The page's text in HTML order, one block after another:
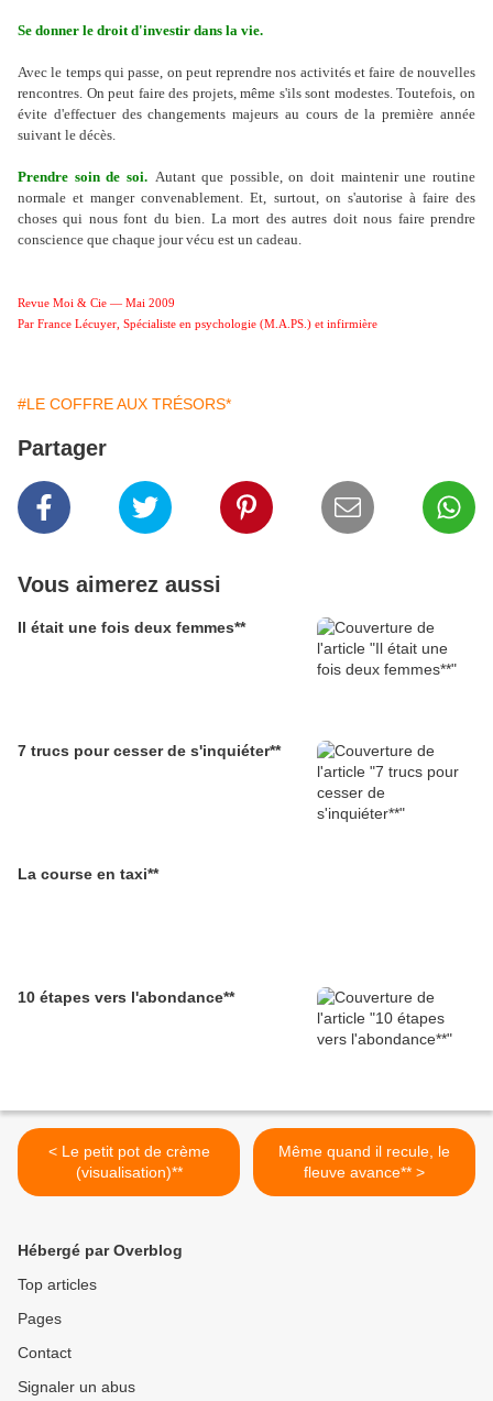
Se donner le droit d'investir dans la vie.
Avec le temps qui passe, on peut reprendre nos activités et faire de nouvelles
rencontres. On peut faire des projets, même s'ils sont modestes. Toutefois, on
évite d'effectuer des changements majeurs au cours de la première année
suivant le décès.
Prendre soin de soi. Autant que possible, on doit maintenir une routine
normale et manger convenablement. Et, surtout, on s'autorise à faire des
choses qui nous font du bien. La mort des autres doit nous faire prendre
conscience que chaque jour vécu est un cadeau.
Revue Moi & Cie — Mai 2009
Par France Lécuyer, Spécialiste en psychologie (M.A.PS.) et infirmière
#LE COFFRE AUX TRÉSORS*
Partager
Vous aimerez aussi
Il était une fois deux femmes**
7 trucs pour cesser de s'inquiéter**
La course en taxi**
10 étapes vers l'abondance**
< Le petit pot de crème
(visualisation)**
Même quand il recule, le
fleuve avance** >
Hébergé par Overblog
Top articles
Pages
Contact
Signaler un abus